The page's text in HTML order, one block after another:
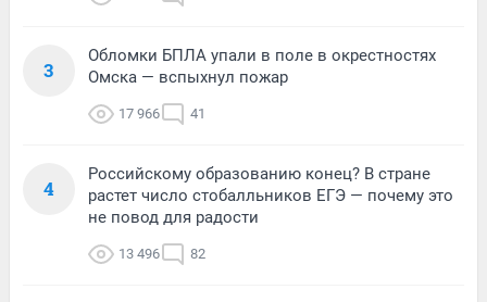
3
Обломки БПЛА упали в поле в окрестностях
Омска — вспыхнул пожар
17 966 41
4
Российскому образованию конец? В стране
растет число стобалльников ЕГЭ — почему это
не повод для радости
13 496 82